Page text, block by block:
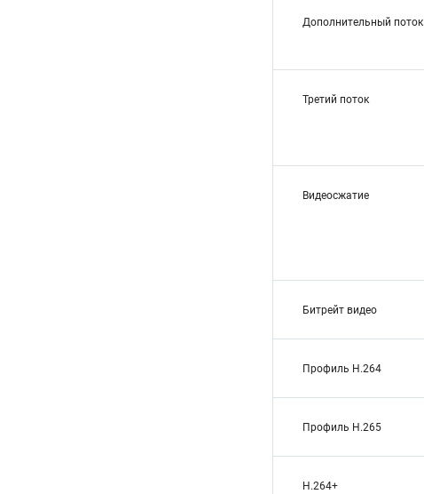
Дополнительный поток
Третий поток
Видеосжатие
Битрейт видео
Профиль H.264
Профиль H.265
H.264+